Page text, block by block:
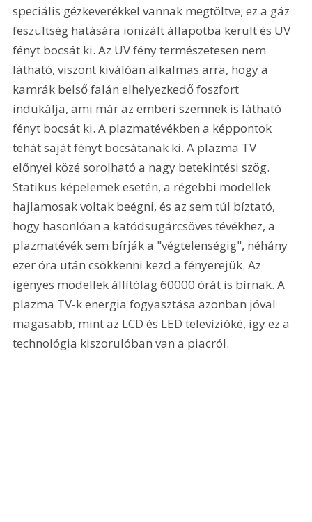
speciális gézkeverékkel vannak megtöltve; ez a gáz
feszültség hatására ionizált állapotba került és UV
fényt bocsát ki. Az UV fény természetesen nem
látható, viszont kiválóan alkalmas arra, hogy a
kamrák belső falán elhelyezkedő foszfort
indukálja, ami már az emberi szemnek is látható
fényt bocsát ki. A plazmatévékben a képpontok
tehát saját fényt bocsátanak ki. A plazma TV
előnyei közé sorolható a nagy betekintési szög.
Statikus képelemek esetén, a régebbi modellek
hajlamosak voltak beégni, és az sem túl bíztató,
hogy hasonlóan a katódsugárcsöves tévékhez, a
plazmatévék sem bírják a "végtelenségig", néhány
ezer óra után csökkenni kezd a fényerejük. Az
igényes modellek állítólag 60000 órát is bírnak. A
plazma TV-k energia fogyasztása azonban jóval
magasabb, mint az LCD és LED televízióké, így ez a
technológia kiszorulóban van a piacról.